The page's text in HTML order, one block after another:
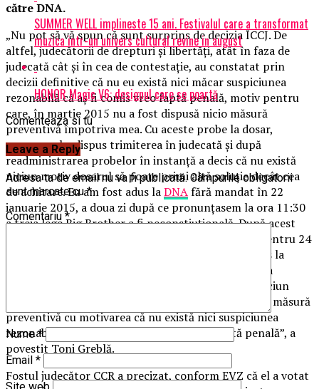
către DNA.
„Nu pot să vă spun că sunt surprins de decizia ÎCCJ. De
altfel, judecătorii de drepturi şi libertăţi, atât în faza de
judecată cât şi în cea de contestaţie, au constatat prin
decizii definitive că nu eu există nici măcar suspiciunea
rezonabilă că aş fi comis vreo faptă penală, motiv pentru
care, în martie 2015 nu a fost dispusă nicio măsură
preventivă împotriva mea. Cu aceste probe la dosar,
procurorul a dispus trimiterea în judecată şi după
readministrarea probelor în instanţă a decis că nu există
niciun motiv dosarul să poate primi altă soluţie decât cea
de achitare. Eu am fost adus laDNAfără mandat în 22
ianuarie 2015, a doua zi după ce pronunţasem la ora 11:30
a treia lege Big Brother a fi neconstiuţională. După acest
moment, pe data 10 martie 2015 am fost reţinut pentru 24
ore şi prin aceeaşi ordonanţă de reţinere s-a propus la
Înalta Curte nu arestarea preventivă, ci arestarea la
domiciliu. După judecată, au hotărât că nu există niciun
motiv pentru care împotriva mea să se fi luată vreo măsură
preventivă cu motivarea că nu există nici suspiciunea
rezonabilă că s-ar fi comis în cauză vreo faptă penală”, a
povestit Toni Greblă.
Fostul judecător CCR a precizat, conform EVZ că el a votat
SUMMER WELL implineste 15 ani. Festivalul care a transformat
muzica intr-un univers cultural revine in august
HONOR Magic V6: designul care se poartă
Comenteaza si tu
Leave a Reply
Adresa ta de email nu va fi publicată. Câmpurile obligatorii
sunt marcate cu*
Comentariu*
Nume*
Email *